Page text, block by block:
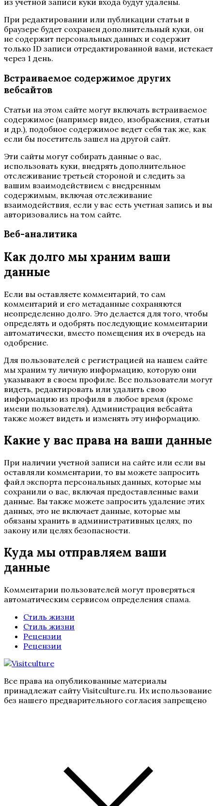
из учетной записи куки входа будут удалены.
При редактировании или публикации статьи в
браузере будет сохранен дополнительный куки, он
не содержит персональных данных и содержит
только ID записи отредактированной вами, истекает
через 1 день.
Встраиваемое содержимое других
вебсайтов
Статьи на этом сайте могут включать встраиваемое
содержимое (например видео, изображения, статьи
и др.), подобное содержимое ведет себя так же, как
если бы посетитель зашел на другой сайт.
Эти сайты могут собирать данные о вас,
использовать куки, внедрять дополнительное
отслеживание третьей стороной и следить за
вашим взаимодействием с внедренным
содержимым, включая отслеживание
взаимодействия, если у вас есть учетная запись и вы
авторизовались на том сайте.
Веб-аналитика
Как долго мы храним ваши
данные
Если вы оставляете комментарий, то сам
комментарий и его метаданные сохраняются
неопределенно долго. Это делается для того, чтобы
определять и одобрять последующие комментарии
автоматически, вместо помещения их в очередь на
одобрение.
Для пользователей с регистрацией на нашем сайте
мы храним ту личную информацию, которую они
указывают в своем профиле. Все пользователи могут
видеть, редактировать или удалить свою
информацию из профиля в любое время (кроме
имени пользователя). Администрация вебсайта
также может видеть и изменять эту информацию.
Какие у вас права на ваши данные
При наличии учетной записи на сайте или если вы
оставляли комментарии, то вы можете запросить
файл экспорта персональных данных, которые мы
сохранили о вас, включая предоставленные вами
данные. Вы также можете запросить удаление этих
данных, это не включает данные, которые мы
обязаны хранить в административных целях, по
закону или целях безопасности.
Куда мы отправляем ваши
данные
Комментарии пользователей могут проверяться
автоматическим сервисом определения спама.
Стиль жизни
Стиль жизни
Рецензии
Рецензии
Все права на опубликованные материалы
принадлежат сайту Visitculture.ru. Их использование
без нашего предварительного согласия запрещено